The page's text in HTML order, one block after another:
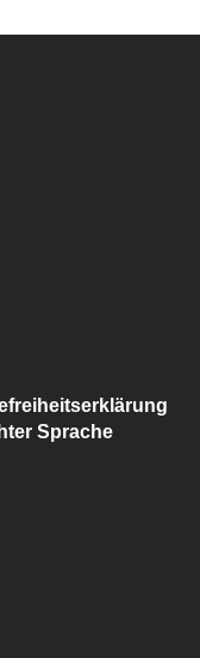
Sprache